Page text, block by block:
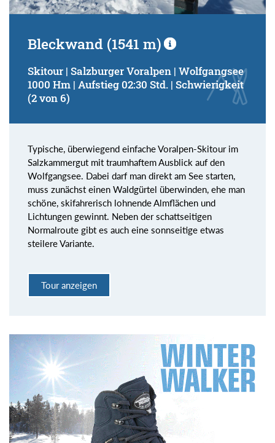
Bleckwand (1541 m)
Skitour | Salzburger Voralpen | Wolfgangsee
1000 Hm | Aufstieg 02:30 Std. | Schwierigkeit
(2 von 6)
Typische, überwiegend einfache Voralpen-Skitour im
Salzkammergut mit traumhaftem Ausblick auf den
Wolfgangsee. Dabei darf man direkt am See starten,
muss zunächst einen Waldgürtel überwinden, ehe man
schöne, skifahrerisch lohnende Almflächen und
Lichtungen gewinnt. Neben der schattseitigen
Normalroute gibt es auch eine sonnseitige etwas
steilere Variante.
Tour anzeigen